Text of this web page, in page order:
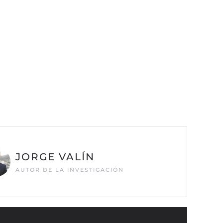
JORGE VALÍN
AUTOR DE LA INVESTIGACIÓN